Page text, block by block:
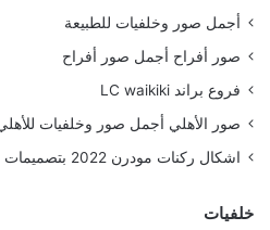
أجمل صور وخلفيات للطبيعة
صور أفراح أجمل صور أفراح
فروع براند LC waikiki
صور الأهلي أجمل صور وخلفيات
اشكال ركنات مودرن 2022 بتصميمات رائعة
خلفيات